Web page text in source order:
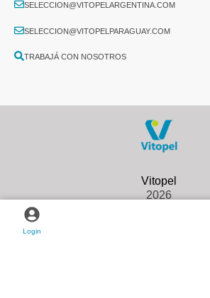
Login
SELECCION@VITOPELARGENTINA.COM
SELECCION@VITOPELPARAGUAY.COM
TRABAJÁ CON NOSOTROS
2026